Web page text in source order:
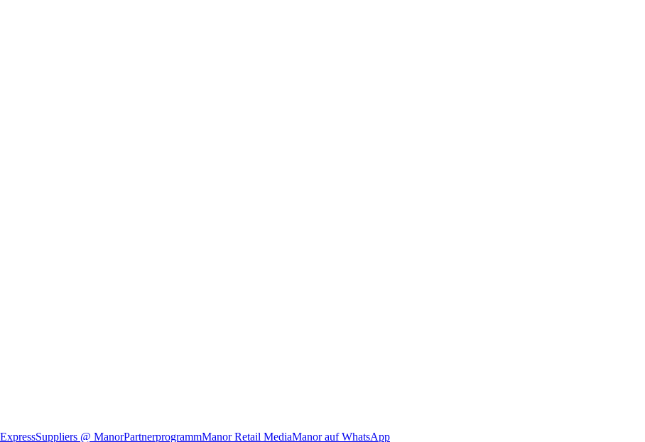
Suppliers @ ManorPartnerprogrammManor Retail MediaManor auf WhatsApp